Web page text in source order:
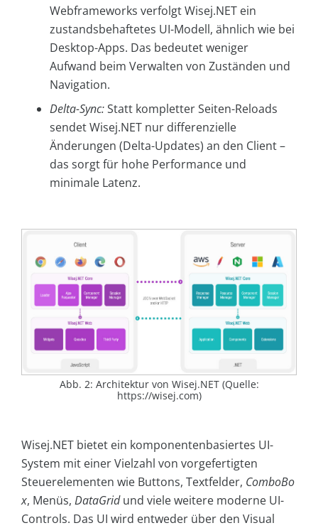
Webframeworks verfolgt Wisej.NET ein
zustandsbehaftetes UI-Modell, ähnlich wie bei
Desktop-Apps. Das bedeutet weniger
Aufwand beim Verwalten von Zuständen und
Navigation.
Delta-Sync:Statt kompletter Seiten-Reloads
sendet Wisej.NET nur differenzielle
Änderungen (Delta-Updates) an den Client –
das sorgt für hohe Performance und
minimale Latenz.
Abb. 2: Architektur von Wisej.NET (Quelle:
https://wisej.com)
Wisej.NET bietet ein komponentenbasiertes UI-
System mit einer Vielzahl von vorgefertigten
Steuerelementen wie Buttons, Textfelder, ComboBo
x, Menüs, DataGridund viele weitere moderne UI-
Controls. Das UI wird entweder über den Visual